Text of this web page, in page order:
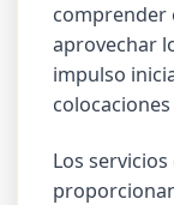
comprender
aprovechar
impulso
Los